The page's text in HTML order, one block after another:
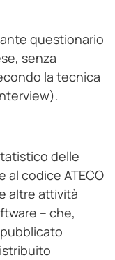
questionario
senza
la tecnica
delle
al codice ATECO
altre attività
– che,